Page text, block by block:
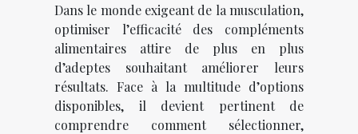
Dans le monde exigeant de la musculation,
optimiser l’efficacité des compléments
alimentaires attire de plus en plus
d’adeptes souhaitant améliorer leurs
résultats. Face à la multitude d’options
disponibles, il devient pertinent de
comprendre comment sélectionner,